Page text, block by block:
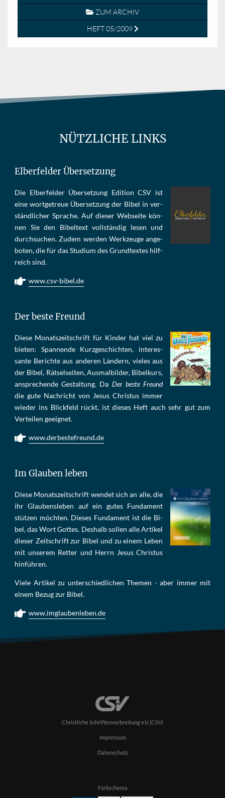
ZUM ARCHIV
HEFT 05/2009
NÜTZLICHE LINKS
Elberfelder Übersetzung
Die Elber­fel­der Über­set­zung Edi­tion CSV ist
eine wort­ge­treue Über­set­zung der Bi­bel in ver­
ständ­li­cher Spra­che. Auf die­ser Web­sei­te kön­
nen Sie den Bi­bel­text voll­stän­dig le­sen und
durch­su­chen. Zu­dem wer­den Werk­zeu­ge an­ge­
bo­ten, die für das Stu­di­um des Grund­tex­tes hilf­
reich sind.
www.csv-bibel.de
Der beste Freund
Die­se Mo­nats­zeit­schrift für Kin­der hat viel zu
bie­ten: Span­nen­de Kurz­ge­schich­ten, in­te­res­
san­te Be­rich­te aus an­de­ren Län­dern, vie­les aus
der Bi­bel, Rät­sel­sei­ten, Aus­mal­bil­der, Bi­bel­kurs,
an­sprech­ende Ge­stal­tung. Da Der beste Freund
die gu­te Nach­richt von Je­sus Chris­tus im­mer
wie­der ins Blick­feld rückt, ist die­ses Heft auch sehr gut zum
Ver­tei­len ge­eig­net.
www.derbestefreund.de
Im Glauben leben
Die­se Mo­nats­zeit­schrift wen­det sich an alle, die
ihr Glau­bens­le­ben auf ein gu­tes Fun­da­ment
stüt­zen möch­ten. Die­ses Fun­da­ment ist die Bi­
bel, das Wort Got­tes. Des­halb sol­len al­le Ar­ti­kel
die­ser Zeit­schrift zur Bi­bel und zu ei­nem Le­ben
mit un­se­rem Ret­ter und Herrn Je­sus Chris­tus
hin­füh­ren.
Viele Artikel zu unterschiedlichen Themen - aber immer mit
einem Bezug zur Bibel.
www.imglaubenleben.de
Christliche Schriftenverbreitung e.V. (CSV)
Impressum
Datenschutz
Farbschema